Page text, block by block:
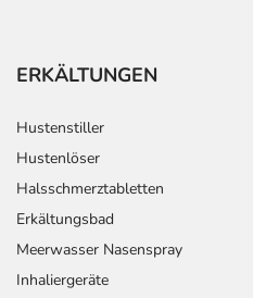
ERKÄLTUNGEN
Hustenstiller
Hustenlöser
Halsschmerztabletten
Erkältungsbad
Meerwasser Nasenspray
Inhaliergeräte